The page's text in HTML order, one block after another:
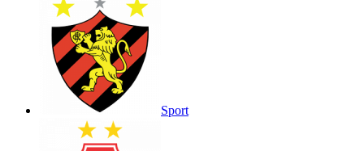
Sport